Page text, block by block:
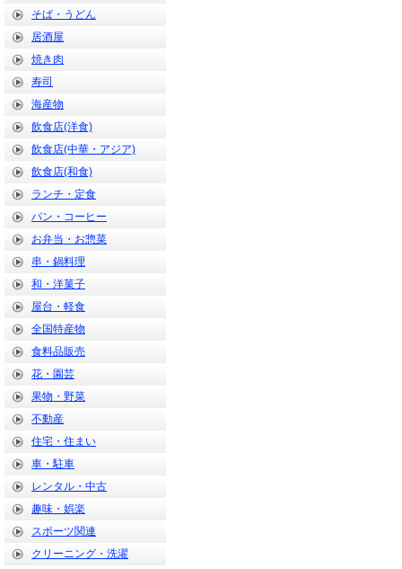
そば・うどん
居酒屋
焼き肉
寿司
海産物
飲食店(洋食)
飲食店(中華・アジア)
飲食店(和食)
ランチ・定食
パン・コーヒー
お弁当・お惣菜
串・鍋料理
和・洋菓子
屋台・軽食
全国特産物
食料品販売
花・園芸
果物・野菜
不動産
住宅・住まい
車・駐車
レンタル・中古
趣味・娯楽
スポーツ関連
クリーニング・洗濯